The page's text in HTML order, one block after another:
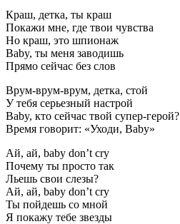
Краш, детка, ты краш
Покажи мне, где твои чувства
Но краш, это шпионаж
Baby, ты меня заводишь
Прямо сейчас без слов
Врум-врум-врум, детка, стой
У тебя серьезный настрой
Baby, кто сейчас твой супер-герой?
Время говорит: «Уходи, Baby»
Ай, ай, baby don’t cry
Почему ты просто так
Льешь свои слезы?
Ай, ай, baby don’t cry
Ты пойдешь со мной
Я покажу тебе звезды